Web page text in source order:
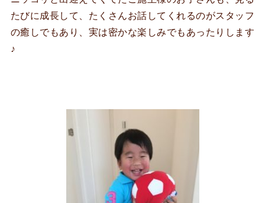
たびに成長して、たくさんお話してくれるのがスタッフ
の癒しでもあり、実は密かな楽しみでもあったりします
♪